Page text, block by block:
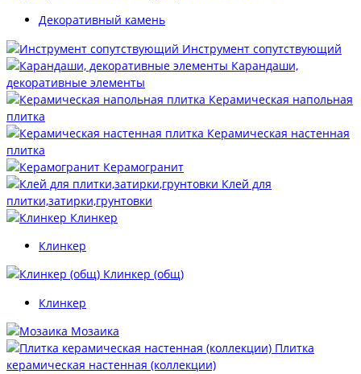
Декоративный камень
Инструмент сопутствующий
Карандаши,
декоративные элементы
Керамическая напольная
плитка
Керамическая настенная
плитка
Керамогранит
Клей для
плитки,затирки,грунтовки
Клинкер
Клинкер
Клинкер (общ)
Клинкер
Мозаика
Плитка
керамическая настенная (коллекции)